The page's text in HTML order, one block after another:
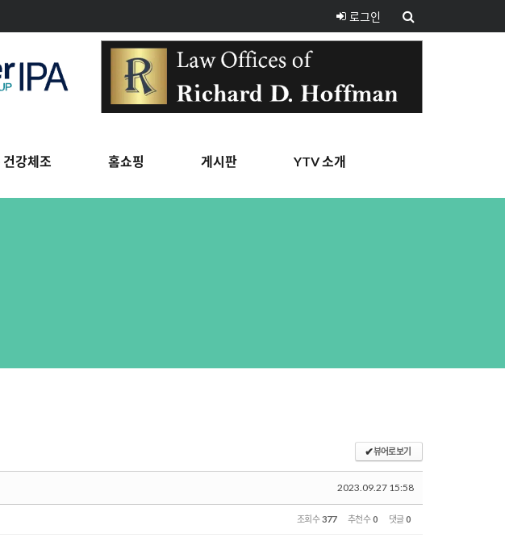
로그인
건강체조 홈쇼핑 게시판 YTV 소개
✔뷰어로 보기
2023.09.27 15:58
조회 수377 추천 수0 댓글0